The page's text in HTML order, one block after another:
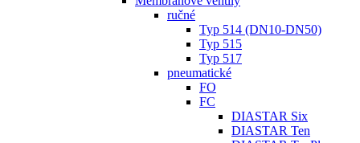
ručné
Typ 514 (DN10-DN50)
Typ 515
Typ 517
pneumatické
FO
FC
DIASTAR Six
DIASTAR Ten